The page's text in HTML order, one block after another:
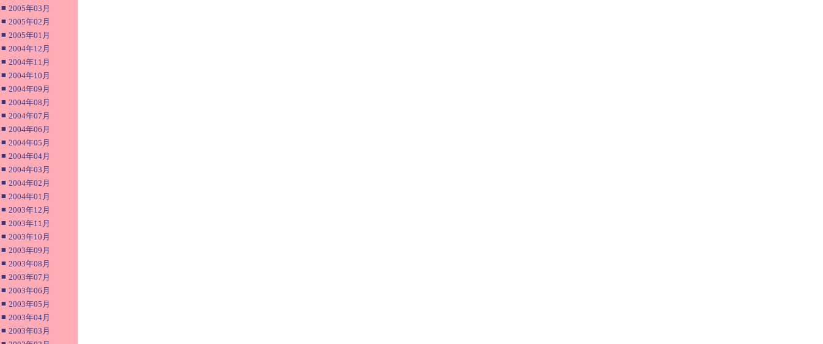
■ 2005年03月
■ 2005年02月
■ 2005年01月
■ 2004年12月
■ 2004年11月
■ 2004年10月
■ 2004年09月
■ 2004年08月
■ 2004年07月
■ 2004年06月
■ 2004年05月
■ 2004年04月
■ 2004年03月
■ 2004年02月
■ 2004年01月
■ 2003年12月
■ 2003年11月
■ 2003年10月
■ 2003年09月
■ 2003年08月
■ 2003年07月
■ 2003年06月
■ 2003年05月
■ 2003年04月
■ 2003年03月